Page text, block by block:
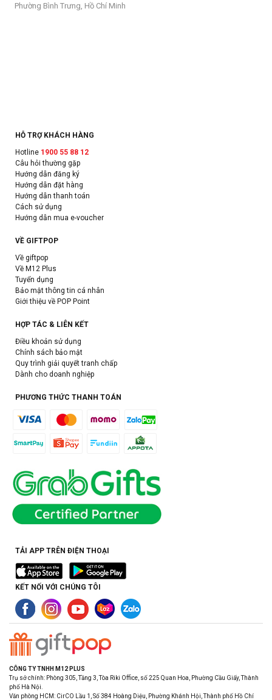
Phường Bình Trưng, Hồ Chí Minh
HỖ TRỢ KHÁCH HÀNG
Hotline 1900 55 88 12
Câu hỏi thường gặp
Hướng dẫn đăng ký
Hướng dẫn đặt hàng
Hướng dẫn thanh toán
Cách sử dụng
Hướng dẫn mua e-voucher
VỀ GIFTPOP
Về giftpop
Về M12 Plus
Tuyển dụng
Bảo mật thông tin cá nhân
Giới thiệu về POP Point
HỢP TÁC & LIÊN KẾT
Điều khoản sử dụng
Chính sách bảo mật
Quy trình giải quyết tranh chấp
Dành cho doanh nghiệp
PHƯƠNG THỨC THANH TOÁN
TẢI APP TRÊN ĐIỆN THOẠI
KẾT NỐI VỚI CHÚNG TÔI
CÔNG TY TNHH M12 PLUS
Trụ sở chính: Phòng 305, Tầng 3, Tòa Riki Office, số 225 Quan Hoa, Phường Cầu Giấy, Thành
phố Hà Nội.
Văn phòng HCM: CirCO Lầu 1, Số 384 Hoàng Diệu, Phường Khánh Hội, Thành phố Hồ Chí